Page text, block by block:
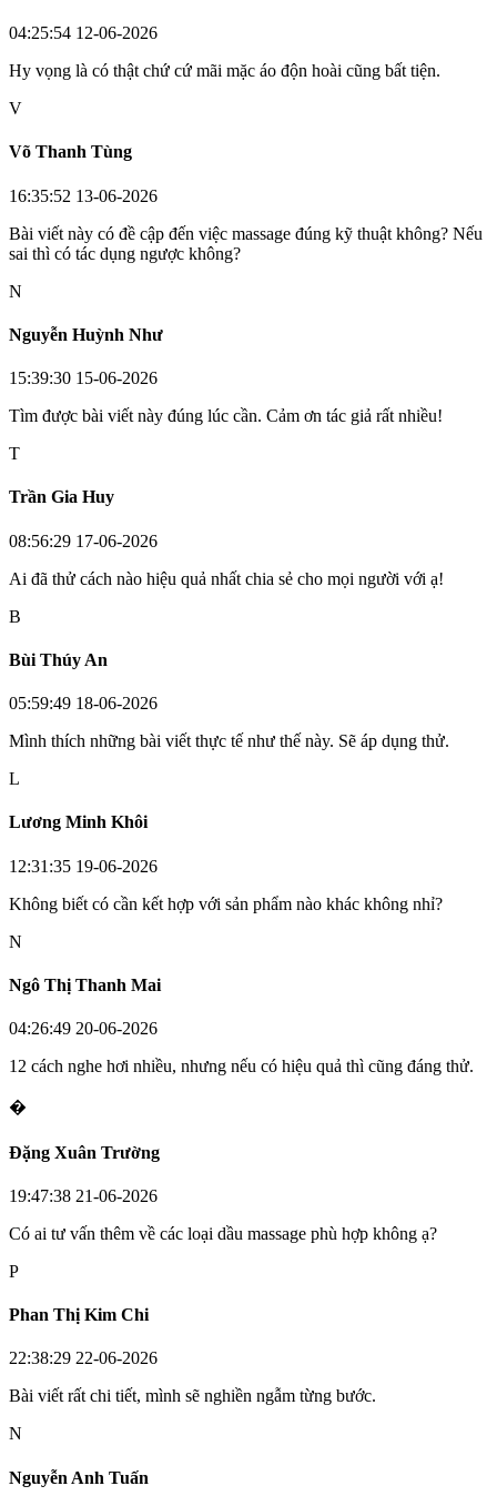
04:25:54 12-06-2026
Hy vọng là có thật chứ cứ mãi mặc áo độn hoài cũng bất tiện.
V
Võ Thanh Tùng
16:35:52 13-06-2026
Bài viết này có đề cập đến việc massage đúng kỹ thuật không? Nếu
sai thì có tác dụng ngược không?
N
Nguyễn Huỳnh Như
15:39:30 15-06-2026
Tìm được bài viết này đúng lúc cần. Cảm ơn tác giả rất nhiều!
T
Trần Gia Huy
08:56:29 17-06-2026
Ai đã thử cách nào hiệu quả nhất chia sẻ cho mọi người với ạ!
B
Bùi Thúy An
05:59:49 18-06-2026
Mình thích những bài viết thực tế như thế này. Sẽ áp dụng thử.
L
Lương Minh Khôi
12:31:35 19-06-2026
Không biết có cần kết hợp với sản phẩm nào khác không nhỉ?
N
Ngô Thị Thanh Mai
04:26:49 20-06-2026
12 cách nghe hơi nhiều, nhưng nếu có hiệu quả thì cũng đáng thử.
�
Đặng Xuân Trường
19:47:38 21-06-2026
Có ai tư vấn thêm về các loại dầu massage phù hợp không ạ?
P
Phan Thị Kim Chi
22:38:29 22-06-2026
Bài viết rất chi tiết, mình sẽ nghiền ngẫm từng bước.
N
Nguyễn Anh Tuấn